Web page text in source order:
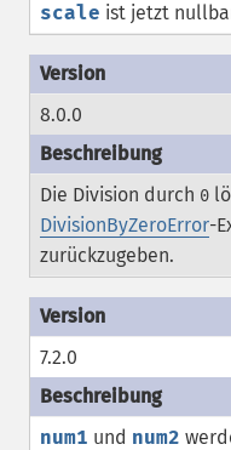
scale ist jetzt
8.0.0
Die Division durch 0
DivisionByZeroError-
zurückzugeben.
7.2.0
num1 und num2